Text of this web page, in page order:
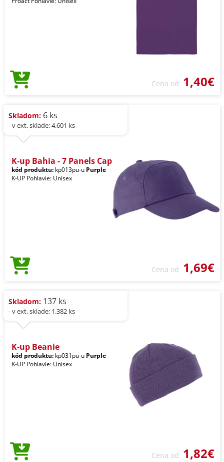
Cena od 1,40€
Skladom: 6 ks
- v ext. sklade: 4.601 ks
K-up Bahia - 7 Panels Cap
kód produktu: kp013pu-u Purple
K-UP Pohlavie: Unisex
Cena od 1,69€
Skladom: 137 ks
- v ext. sklade: 1.382 ks
K-up Beanie
kód produktu: kp031pu-u Purple
K-UP Pohlavie: Unisex
Cena od 1,82€